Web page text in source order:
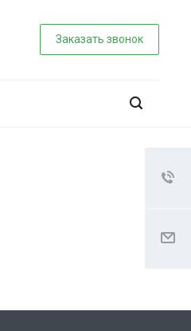
Заказать звонок